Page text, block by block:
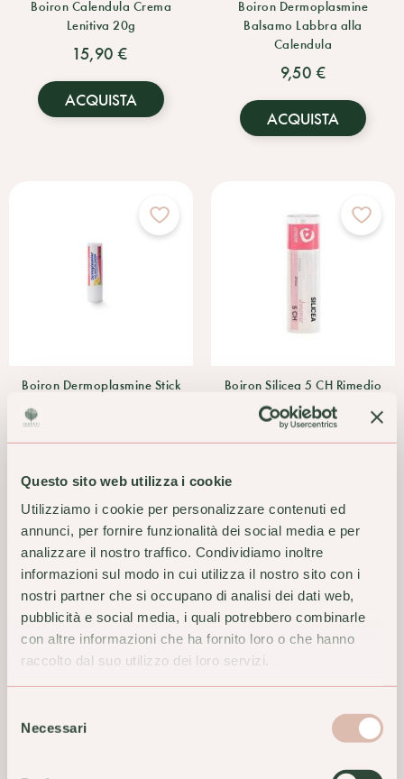
Questo sito web utilizza i cookie
Utilizziamo i cookie per personalizzare contenuti ed
annunci, per fornire funzionalità dei social media e per
analizzare il nostro traffico. Condividiamo inoltre
informazioni sul modo in cui utilizza il nostro sito con i
nostri partner che si occupano di analisi dei dati web,
pubblicità e social media, i quali potrebbero combinarle
con altre informazioni che ha fornito loro o che hanno
raccolto dal suo utilizzo dei loro servizi.
delNecessari
Boiron Calendula Crema
Lenitiva 20g
15,90 €
ACQUISTA
Boiron Dermoplasmine
Balsamo Labbra alla
Calendula
9,50 €
ACQUISTA
Boiron Dermoplasmine Stick
ACQUISTA
Boiron Silicea 5 CH Rimedio
Omeopatico
10,50 €
Cemon Amamelide Crema